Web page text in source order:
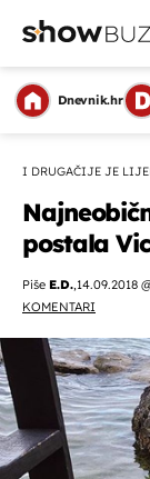
Dnevnik.hr
I DRUGAČIJE JE
postala
Piše E.D.,14.09.2018
KOMENTARI